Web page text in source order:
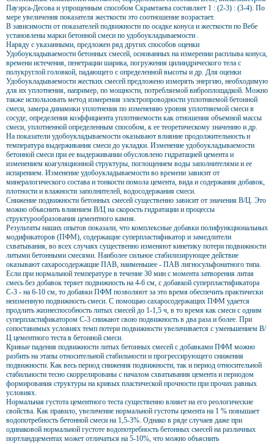
Пауэрса-Десова и упрощенным способом Скрамтаева составляет 1 : (2-3) : (3-4). По
мере увеличения показателя жесткости это соотношение возрастает.
В зависимости от показателей подвижности по осадке конуса и жесткости по Вебе
установлены марки бетонной смеси по удобоукладываемости .
Наряду с указанными, предложен ряд других способов оценки
Удобоукладываемости бетонных смесей, основанных на измерении расплыва конуса,
времени истечения, пенетрации шарика, погружения цилиндрического тела с
полукруглой головкой, падающего с определенной высоты и др. Для оценки
Удобоукладываемости жестких смесей предложено измерять энергию, необходимую
для их уплотнения, например, по мощности, потребляемой виброплощадкой. Можно
также использовать метод измерения электропроводности уплотняемой бетонной
смеси, замера динамики уплотнения по изменению уровня уплотняемой смеси в
сосуде, определения коэффициента уплотняемости как отношения объемной массы
смеси, уплотненной определенным способом, к ее теоретическому значению и др.
На показатели удобоукладываемости оказывают влияние продолжительность и
температура выдерживания смеси до укладки. Изменение удобоукладываемости
бетонной смеси при ее выдерживании обусловлено гидратацией цемента и
изменением коагуляционной структуры, поглощением воды заполнителями и ее
испарением. Изменение удобоукладываемости во времени зависит от
минералогического состава и тонкости помола цемента, вида и содержания добавок,
плотности и влажности заполнителей, водосодержания смеси.
Снижение подвижности бетонных смесей существенно зависит от значения В/Ц. Это
можно объяснить влиянием В/Ц на скорость гидратации и процессы
структурообразования цементного камня.
Результаты наших опытов показали, что комплексные добавки полифункциональных
модификаторов (ПФМ), содержащие суперпластификатор и замедлители
схватывания, во всех случаях существенно изменяют кинетику потери подвижности
литыми бетонными смесями. Наиболее сильное стабилизирующее действие
оказывают сахаросодержащие ПАВ, наименьшее - ПАВ лигносульфонатного типа.
Если при нормальной температуре в течение 30 мин с момента затворения литая
смесь без добавок теряет подвижность на 4-6 см, с добавкой суперпластификатора
С-3 - на 6-10 см, то добавки ПФМ позволяют за это время обеспечить практически
неизменную подвижность смеси. С помощью сахаросодержащих ПФМ удается
продлить жизнеспособность литых смесей до 1-1,5 ч, в то время как смеси с одним
суперпластификатором С-3 снижают свою подвижность в два раза и более. При
сопоставимых условиях темп потери подвижности увеличивается с уменьшением В/
Ц цементного теста в бетонной смеси.
Кривые падения подвижности литых бетонных смесей с добавками ПФМ можно
разбить на этапы относительной стабильности и прогрессирующего снижения
подвижности. Как весь период снижения подвижности, так и период относительной
стабильности тесно скоррелированы с началом схватывания цемента и периодом
формирования структуры на кривых пластической прочности при прочих равных
условиях.
Нормальная густота цементного теста существенно влияет на его реологические
свойства. Как правило, увеличение нормальной густоты цемента на 1 % повышает
водопотребность бетонной смеси на 1,5-3%. Однако в ряде случаев даже при
одинаковой нормальной густоте водопотребность бетонных смесей на различных
портландцементах может отличаться на 5-10%, что можно объяснить